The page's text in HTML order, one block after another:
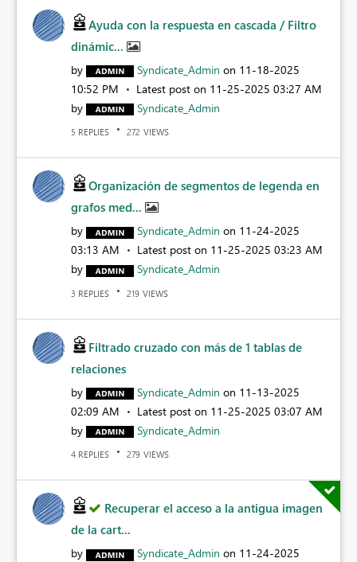
Ayuda con la respuesta en cascada / Filtro
dinámic...
by Syndicate_Admin on ‎11-18-2025
10:52 PM
Latest post on ‎11-25-2025 03:27 AM
by
Syndicate_Admin
5 REPLIES 272 VIEWS
Organización de segmentos de legenda en
grafos med...
by Syndicate_Admin on ‎11-24-2025
03:13 AM
Latest post on ‎11-25-2025 03:23 AM
by
Syndicate_Admin
3 REPLIES 219 VIEWS
Filtrado cruzado con más de 1 tablas de
relaciones
by Syndicate_Admin on ‎11-13-2025
02:09 AM
Latest post on ‎11-25-2025 03:07 AM
by
Syndicate_Admin
4 REPLIES 279 VIEWS
Recuperar el acceso a la antigua imagen
de la cart...
by Syndicate_Admin on ‎11-24-2025